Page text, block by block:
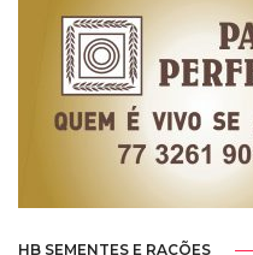
HB SEMENTES E RAÇÕES